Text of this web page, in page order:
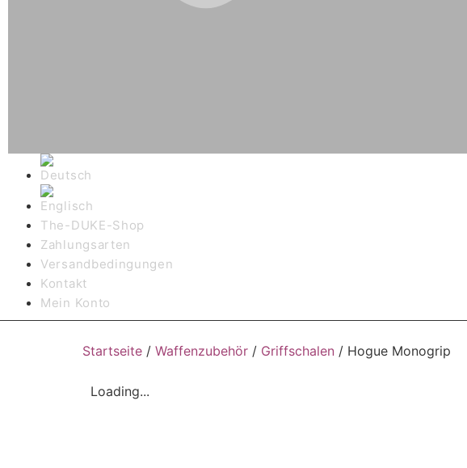
The-DUKE-Shop
Zahlungsarten
Versandbedingungen
Kontakt
Mein Konto
Startseite / Waffenzubehör / Griffschalen / Hogue Monogrip
Loading...